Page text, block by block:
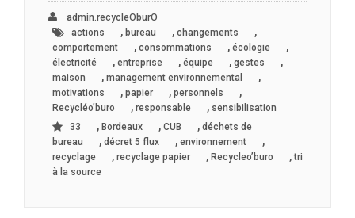
admin.recycleOburO
actions
, bureau , changements ,
comportement , consommations , écologie ,
électricité , entreprise , équipe , gestes ,
maison , management environnemental ,
motivations , papier , personnels ,
Recycléo’buro , responsable , sensibilisation
33
, Bordeaux , CUB , déchets de
bureau
, décret 5 flux , environnement ,
recyclage , recyclage papier , Recycleo’buro ,tri
à la source